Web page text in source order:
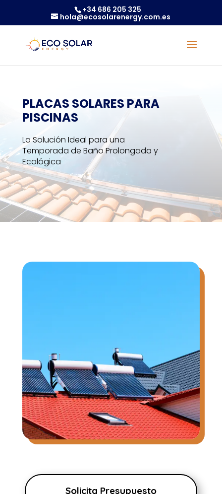
+34 686 205 325
hola@ecosolarenergy.com.es
PLACAS SOLARES PARA
PISCINAS
La Solución Ideal para una
Temporada de Baño Prolongada y
Ecológica
Solicita Presupuesto